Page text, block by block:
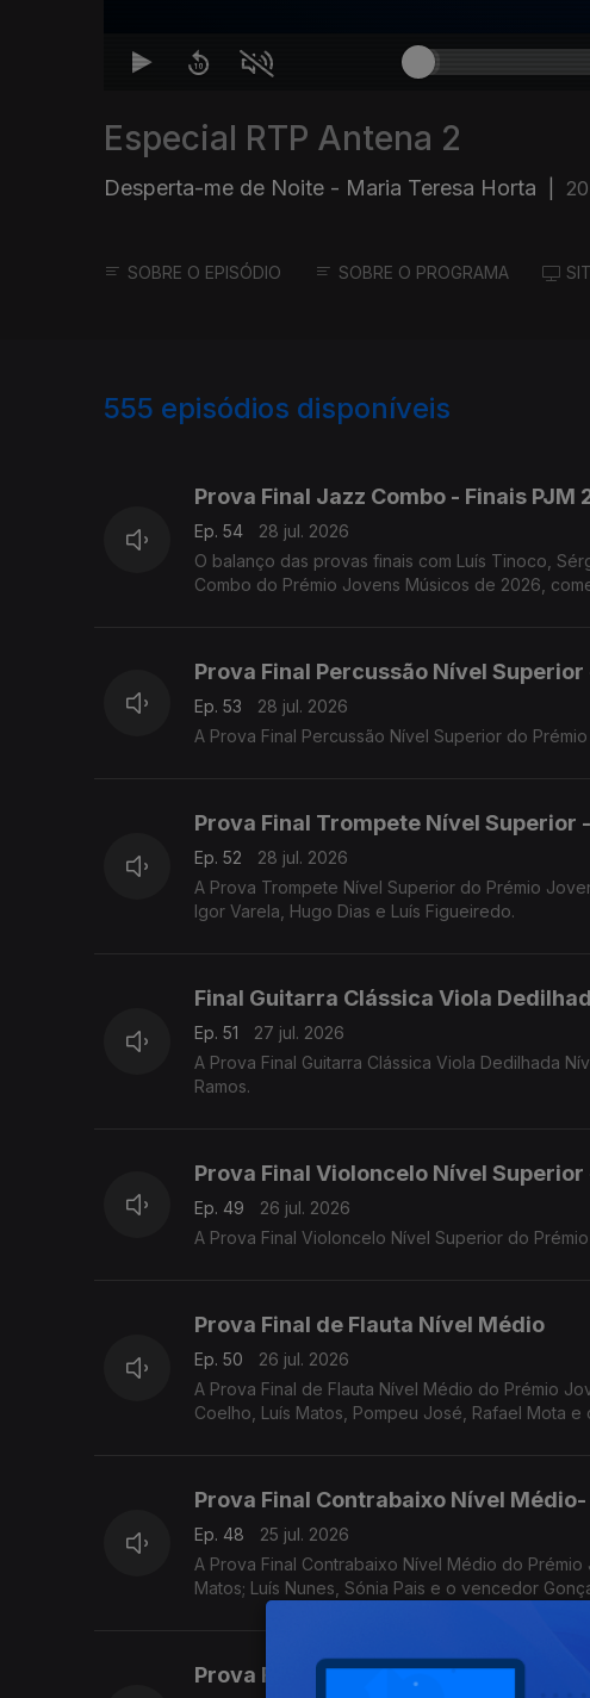
Especial RTP Antena 2
Desperta-me de Noite - Maria Teresa Horta
SOBRE O EPISÓDIO SOBRE O PROGRAMA
555 episódios disponíveis
Prova Final Jazz Combo - Finais PJM
Ep. 54
28 jul. 2026
O balanço das provas finais com Luís Tinoco,
Combo do Prémio Jovens Músicos de 2026,
Prova Final Percussão Nível Superior
Ep. 53
28 jul. 2026
A Prova Final Percussão Nível Superior do
Prova Final Trompete Nível Superior
Ep. 52
28 jul. 2026
A Prova Trompete Nível Superior do Prémio
Igor Varela, Hugo Dias e Luís Figueiredo.
Final Guitarra Clássica Viola
Ep. 51
27 jul. 2026
A Prova Final Guitarra Clássica Viola Dedilhada
Ramos.
Prova Final Violoncelo Nível Superior
Ep. 49
26 jul. 2026
A Prova Final Violoncelo Nível Superior do
Prova Final de Flauta Nível Médio
Ep. 50
26 jul. 2026
A Prova Final de Flauta Nível Médio do Prémio
Coelho, Luís Matos, Pompeu José, Rafael Mota
Prova Final Contrabaixo Nível Médio-
Ep. 48
25 jul. 2026
A Prova Final Contrabaixo Nível Médio do
Matos; Luís Nunes, Sónia Pais e o vencedor
Prova Final Música de Câmara Nível